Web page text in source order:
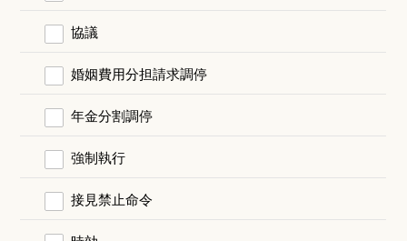
協議
婚姻費用分担請求調停
年金分割調停
強制執行
接見禁止命令